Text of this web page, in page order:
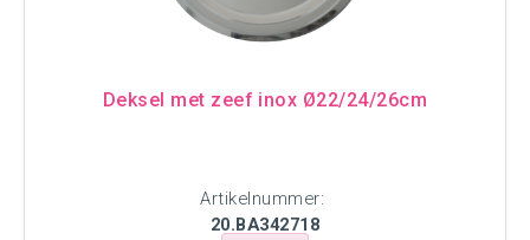
Deksel met zeef inox Ø22/24/26cm
Artikelnummer:
20.BA342718